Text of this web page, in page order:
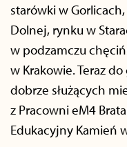
starówki w
Dolnej, rynku w
w podzamczu
w Krakowie. Teraz
dobrze służących
z Pracowni eM4
Edukacyjny Kamień